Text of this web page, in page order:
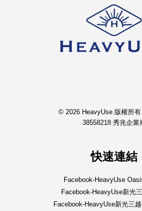
© 2026 HeavyUse.版權所
38558218 秀兆企業
快速連結
Facebook-HeavyUse
Facebook-HeavyUse新光
Facebook-HeavyUse新光三